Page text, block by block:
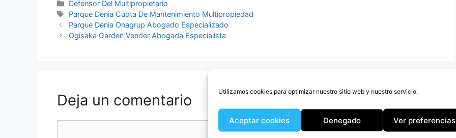
Utilizamos cookies para optimizar nuestro sitio web y nuestro servicio.
Aceptar cookies Denegado Ver preferencias
Categorías
Defensor Del Multipropietario
Etiquetas
Parque Denia Cuota De Mantenimiento Multipropiedad
Parque Denia Onagrup Abogado Especializado
Ogisaka Garden Vender Abogada Especialista
Deja un comentario